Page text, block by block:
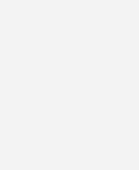
eine weitere
Basierend
können
Form und
die weiterhin
mit ihrem hohen
ihrem Charakter
werden können.“